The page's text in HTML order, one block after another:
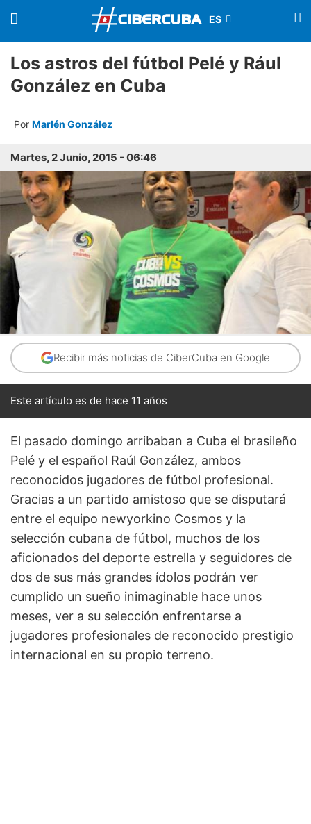
Los astros del fútbol Pelé y Rául
González en Cuba
Por Marlén González
Martes, 2 Junio, 2015 - 06:46
Recibir más noticias de CiberCuba en Google
Este artículo es de hace 11 años
El pasado domingo arribaban a Cuba el brasileño
Pelé y el español Raúl González, ambos
reconocidos jugadores de fútbol profesional.
Gracias a un partido amistoso que se disputará
entre el equipo newyorkino Cosmos y la
selección cubana de fútbol, muchos de los
aficionados del deporte estrella y seguidores de
dos de sus más grandes ídolos podrán ver
cumplido un sueño inimaginable hace unos
meses, ver a su selección enfrentarse a
jugadores profesionales de reconocido prestigio
internacional en su propio terreno.